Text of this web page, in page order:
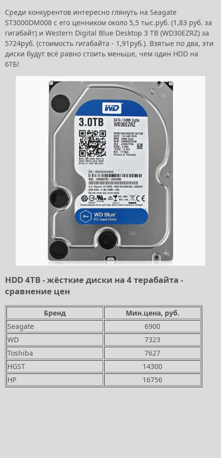
Среди конкурентов интересно глянуть на Seagate
ST3000DM008 с его ценником около 5,5 тыс.руб. (1,83 руб. за
гигабайт) и Western Digital Blue Desktop 3 TB (WD30EZRZ) за
5724руб. (стоимость гигабайта - 1,91руб.). Взятые по два, эти
диски будут всё равно стоить меньше, чем один HDD на
6ТБ!
HDD 4TB - жёсткие диски на 4 терабайта -
сравнение цен
Бренд
Мин.цена, руб.
Seagate
6900
WD
7323
Toshiba
7627
HGST
14300
HP
16756